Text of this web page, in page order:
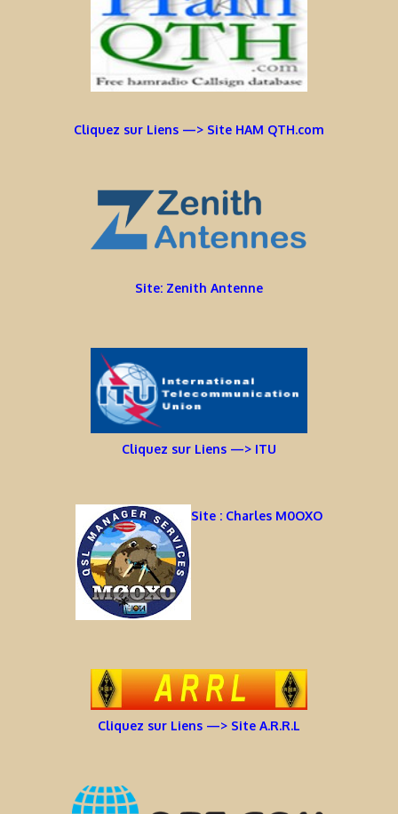
Cliquez sur Liens —> Site HAM QTH.com
Site: Zenith Antenne
Cliquez sur Liens —> ITU
Site : Charles M0OXO
Cliquez sur Liens —> Site A.R.R.L